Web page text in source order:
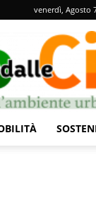
venerdì, Agosto